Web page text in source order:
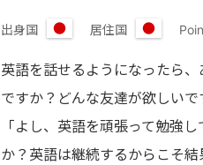
出身国
日
本
居住国
日
本
英語を話せるようになったら
ですか？どんな友達が欲しい
「よし、英語を頑張って勉強
か？英語は継続するからこそ